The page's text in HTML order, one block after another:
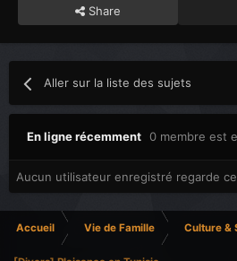
Share
Aller sur la liste des sujets
En ligne récemment 0 membre est
Aucun utilisateur enregistré regarde
Accueil Vie de Famille Culture &